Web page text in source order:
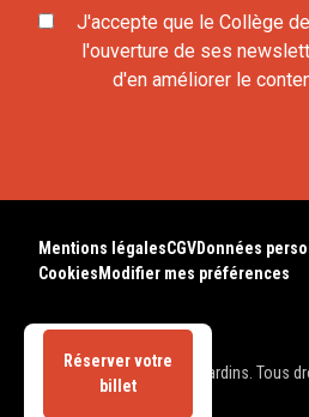
Réserver votre
billet
J'accepte que le Collège
l'ouverture de ses
d'en améliorer le
© 2025 Collège des Bernardins. Tous
Mentions légalesCGVDonnées
Cookies Modifier mes préférences